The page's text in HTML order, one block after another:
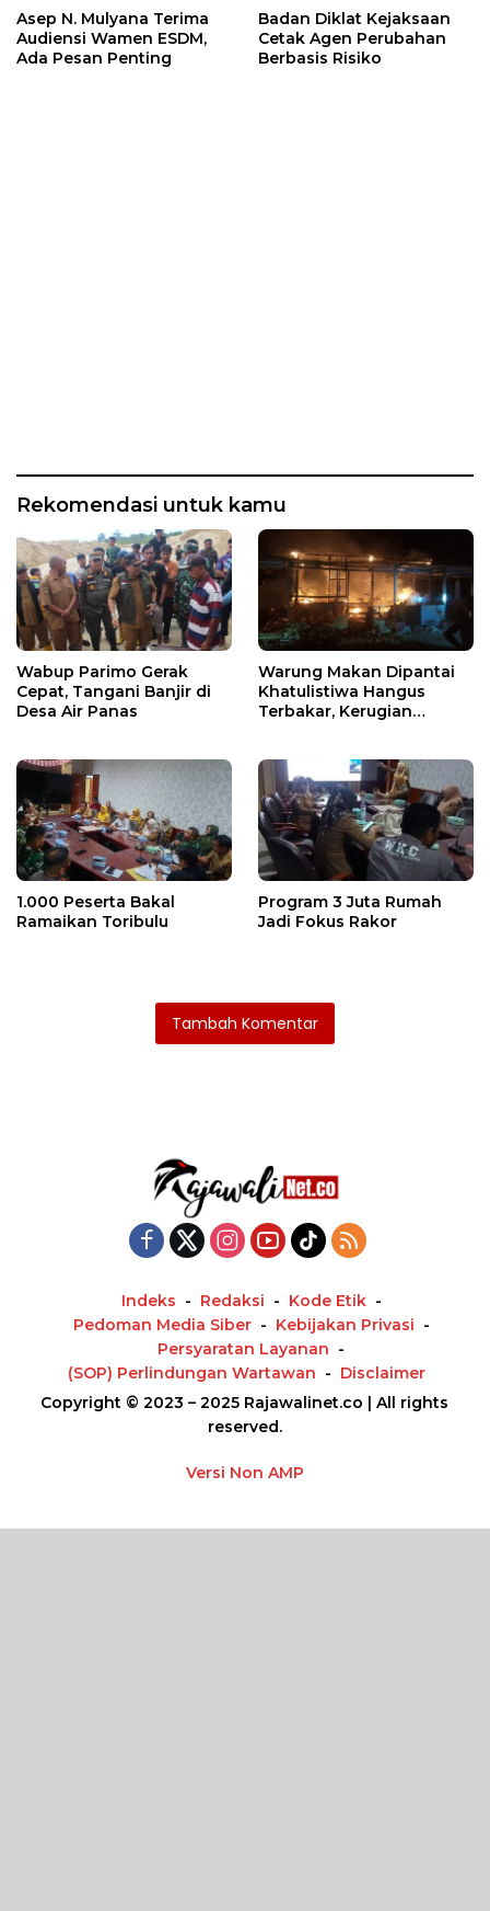
Asep N. Mulyana Terima
Audiensi Wamen ESDM,
Ada Pesan Penting
Badan Diklat Kejaksaan
Cetak Agen Perubahan
Berbasis Risiko
Rekomendasi untuk kamu
Wabup Parimo Gerak
Cepat, Tangani Banjir di
Desa Air Panas
Warung Makan Dipantai
Khatulistiwa Hangus
Terbakar, Kerugian
1.000 Peserta Bakal
Ramaikan Toribulu
Program 3 Juta Rumah
Jadi Fokus Rakor
Tambah Komentar
Indeks Redaksi
Kode Etik
Pedoman Media Siber
Kebijakan Privasi
Persyaratan Layanan
(SOP) Perlindungan Wartawan
Disclaimer
Copyright © 2023 – 2025 Rajawalinet.co | All rights
reserved.
Versi Non AMP